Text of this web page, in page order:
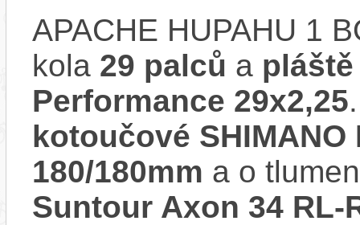
APACHE HUPAHU 1
kola 29 palců a
Performance 29x2,25
kotoučové
180/180mm a o
Suntour Axon 34 RL-